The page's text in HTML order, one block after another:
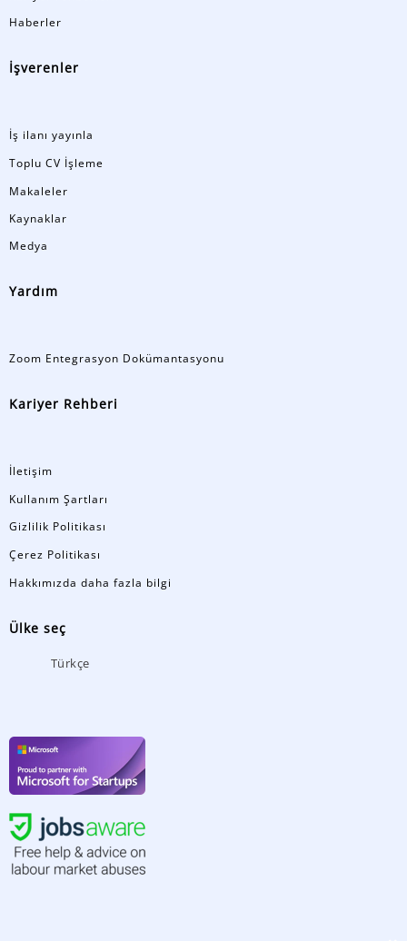
Haberler
İşverenler
İş ilanı yayınla
Toplu CV İşleme
Makaleler
Kaynaklar
Medya
Yardım
Zoom Entegrasyon Dokümantasyonu
Kariyer Rehberi
İletişim
Kullanım Şartları
Gizlilik Politikası
Çerez Politikası
Hakkımızda daha fazla bilgi
Ülke seç
Türkçe